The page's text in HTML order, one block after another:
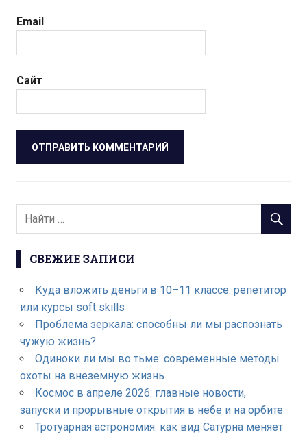
Email
Сайт
СВЕЖИЕ ЗАПИСИ
Куда вложить деньги в 10–11 классе: репетитор
или курсы soft skills
Проблема зеркала: способны ли мы распознать
чужую жизнь?
Одиноки ли мы во тьме: современные методы
охоты на внеземную жизнь
Космос в апреле 2026: главные новости,
запуски и прорывные открытия в небе и на орбите
Тротуарная астрономия: как вид Сатурна меняет